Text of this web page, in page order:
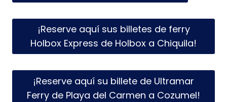
¡Reserve aquí sus billetes de ferry
Holbox Express de Holbox a Chiquila!
¡Reserve aquí su billete de Ultramar
Ferry de Playa del Carmen a Cozumel!